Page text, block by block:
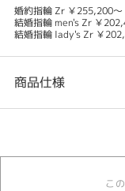
婚約指輪 Zr ￥255,200～
結婚指輪 men's Zr ￥
結婚指輪 lady's Zr ￥
商品仕様
セットリング
こ